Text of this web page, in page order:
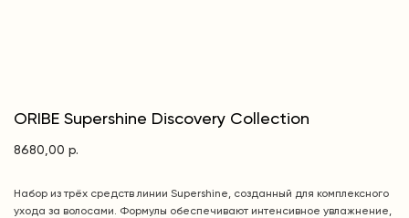
ORIBE Supershine Discovery Collection
8680,00 р.
Набор из трёх средств линии Supershine, созданный для комплексного
ухода за волосами. Формулы обеспечивают интенсивное увлажнение,